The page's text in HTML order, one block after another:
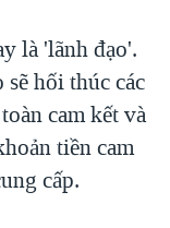
NAM
SÂM
là 'lãnh đạo'.
hối thúc các
cam kết và
tiền cam
cấp.